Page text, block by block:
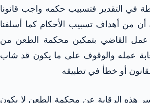
في التقدير فتسبيب حكمه واجب قانونا
أن من أهداف تسبيب الأحكام كما أسلفنا
عمل القاضي بتمكين محكمة الطعن من
عمله والوقوف على ما يكون قد شاب
أو خطأ في تطبيقه
هذه الرقابة عن محكمة الطعن لا يكون